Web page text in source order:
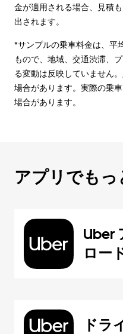
金が適用される場合、見積
出されます。
*サンプルの乗車料金は、平
もので、地域、交通渋滞、
る変動は反映していません
場合があります。実際の乗
場合があります。
アプリでもっ
Uber
ロー
ドラ